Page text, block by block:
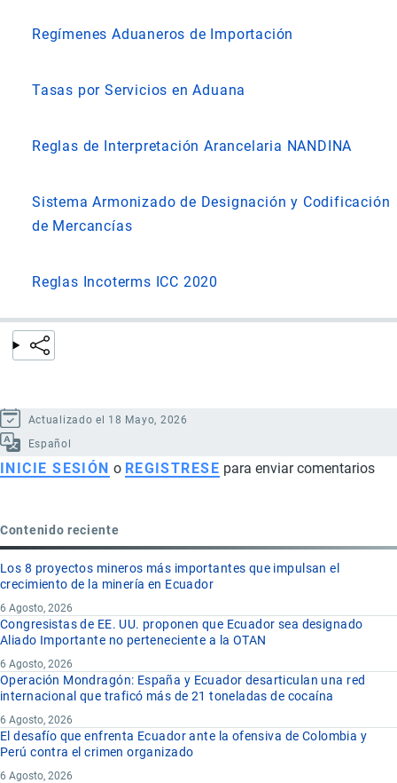
Regímenes Aduaneros de Importación
Tasas por Servicios en Aduana
Reglas de Interpretación Arancelaria NANDINA
Sistema Armonizado de Designación y Codificación
de Mercancías
Reglas Incoterms ICC 2020
Actualizado el 18 Mayo, 2026
Español
INICIE SESIÓN o REGISTRESE para enviar comentarios
Contenido reciente
Los 8 proyectos mineros más importantes que impulsan el
crecimiento de la minería en Ecuador
6 Agosto, 2026
Congresistas de EE. UU. proponen que Ecuador sea designado
Aliado Importante no perteneciente a la OTAN
6 Agosto, 2026
Operación Mondragón: España y Ecuador desarticulan una red
internacional que traficó más de 21 toneladas de cocaína
6 Agosto, 2026
El desafío que enfrenta Ecuador ante la ofensiva de Colombia y
Perú contra el crimen organizado
6 Agosto, 2026